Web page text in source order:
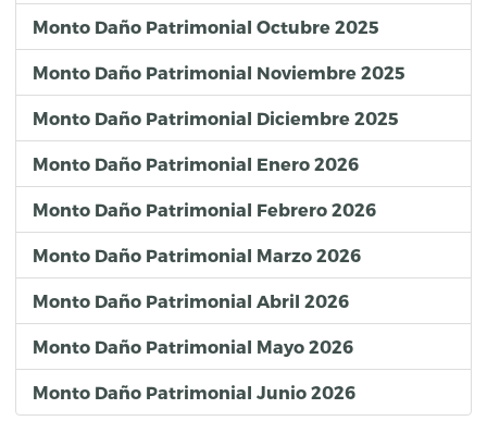
Monto Daño Patrimonial Octubre 2025
Monto Daño Patrimonial Noviembre 2025
Monto Daño Patrimonial Diciembre 2025
Monto Daño Patrimonial Enero 2026
Monto Daño Patrimonial Febrero 2026
Monto Daño Patrimonial Marzo 2026
Monto Daño Patrimonial Abril 2026
Monto Daño Patrimonial Mayo 2026
Monto Daño Patrimonial Junio 2026